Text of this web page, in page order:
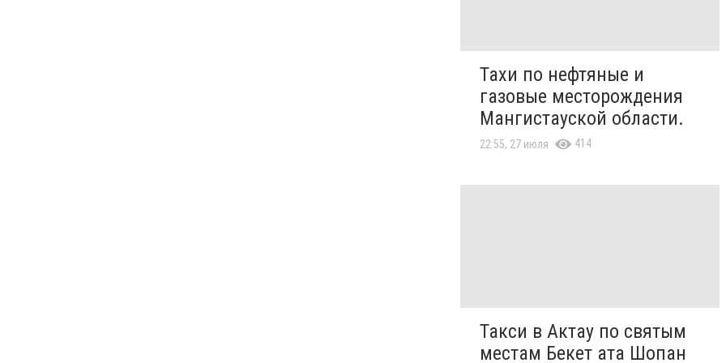
Тахи по нефтяные и
газовые месторождения
Мангистауской области.
22:55, 27 июля 414
Такси в Актау по святым
местам Бекет ата Шопан